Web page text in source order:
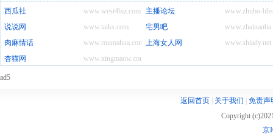
www.west4biz.com
西瓜社 www.zhubo-
主播论坛
www.taiks.com
说说网
宅男吧
www.roumahua.com
肉麻情话 www.shlady.net
上海女人网
www.xingmaow.com
杏猫网
ad5
返回首页| 关于我们
免责声
Copyright
京